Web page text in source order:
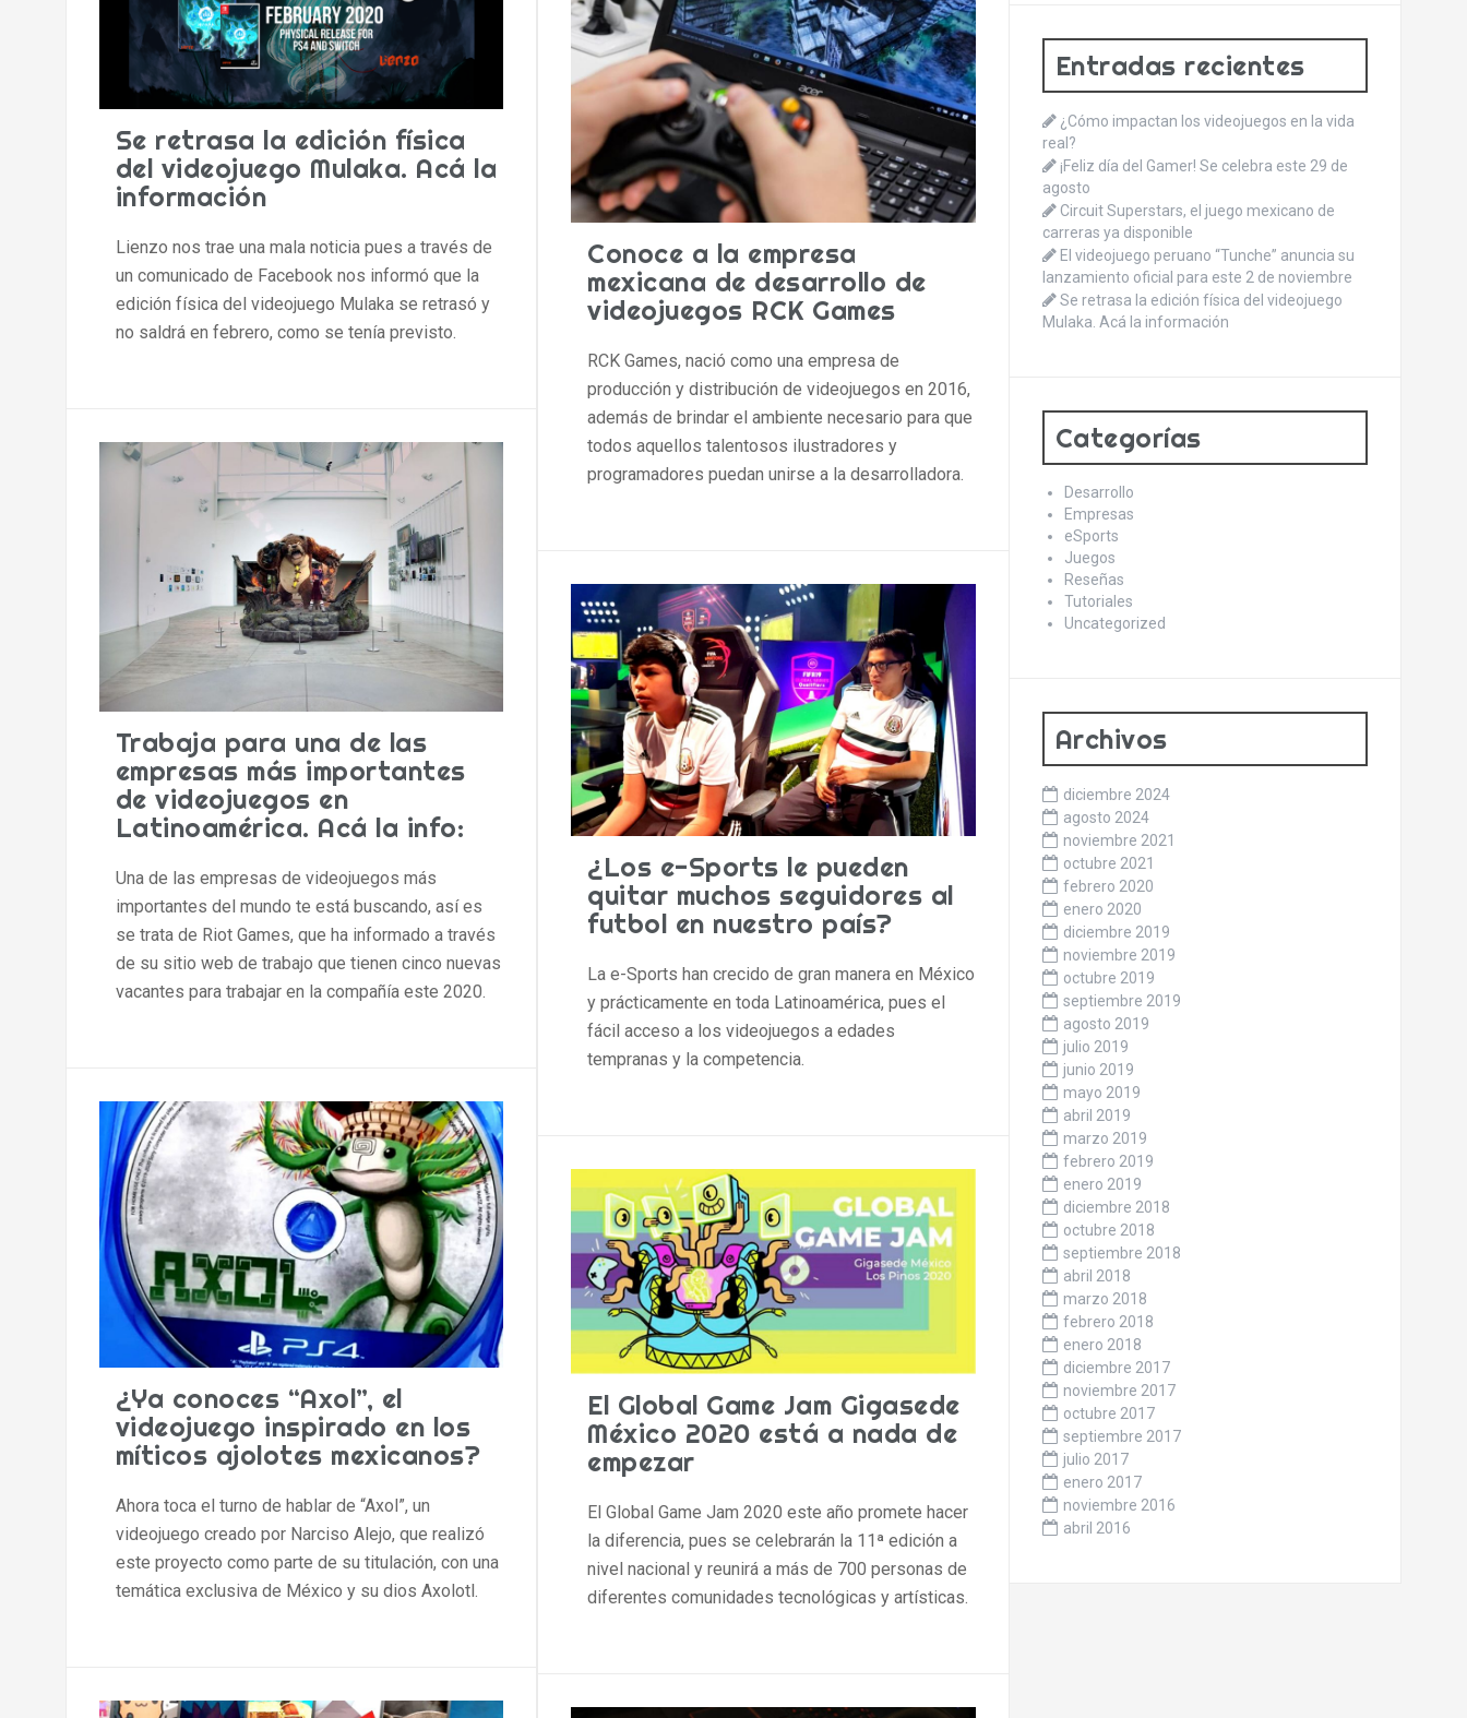
Se retrasa la edición física
del videojuego Mulaka. Acá la
información
Lienzo nos trae una mala noticia pues a través de
un comunicado de Facebook nos informó que la
edición física del videojuego Mulaka se retrasó y
no saldrá en febrero, como se tenía previsto.
Conoce a la empresa
mexicana de desarrollo de
videojuegos RCK Games
RCK Games, nació como una empresa de
producción y distribución de videojuegos en 2016,
además de brindar el ambiente necesario para que
todos aquellos talentosos ilustradores y
programadores puedan unirse a la desarrolladora.
Trabaja para una de las
empresas más importantes
de videojuegos en
Latinoamérica. Acá la info:
Una de las empresas de videojuegos más
importantes del mundo te está buscando, así es
se trata de Riot Games, que ha informado a través
de su sitio web de trabajo que tienen cinco nuevas
vacantes para trabajar en la compañía este 2020.
¿Los e-Sports le pueden
quitar muchos seguidores al
futbol en nuestro país?
La e-Sports han crecido de gran manera en México
y prácticamente en toda Latinoamérica, pues el
fácil acceso a los videojuegos a edades
tempranas y la competencia.
¿Ya conoces “Axol”, el
videojuego inspirado en los
míticos ajolotes mexicanos?
Ahora toca el turno de hablar de “Axol”, un
videojuego creado por Narciso Alejo, que realizó
este proyecto como parte de su titulación, con una
temática exclusiva de México y su dios Axolotl.
El Global Game Jam Gigasede
México 2020 está a nada de
empezar
El Global Game Jam 2020 este año promete hacer
la diferencia, pues se celebrarán la 11ª edición a
nivel nacional y reunirá a más de 700 personas de
diferentes comunidades tecnológicas y artísticas.
Entradas recientes
¿Cómo impactan los videojuegos en la vida
real?
¡Feliz día del Gamer! Se celebra este 29 de
agosto
Circuit Superstars, el juego mexicano de
carreras ya disponible
El videojuego peruano “Tunche” anuncia su
lanzamiento oficial para este 2 de noviembre
Se retrasa la edición física del videojuego
Mulaka. Acá la información
Categorías
Desarrollo
Empresas
eSports
Juegos
Reseñas
Tutoriales
Uncategorized
Archivos
diciembre 2024
agosto 2024
noviembre 2021
octubre 2021
febrero 2020
enero 2020
diciembre 2019
noviembre 2019
octubre 2019
septiembre 2019
agosto 2019
julio 2019
junio 2019
mayo 2019
abril 2019
marzo 2019
febrero 2019
enero 2019
diciembre 2018
octubre 2018
septiembre 2018
abril 2018
marzo 2018
febrero 2018
enero 2018
diciembre 2017
noviembre 2017
octubre 2017
septiembre 2017
julio 2017
enero 2017
noviembre 2016
abril 2016